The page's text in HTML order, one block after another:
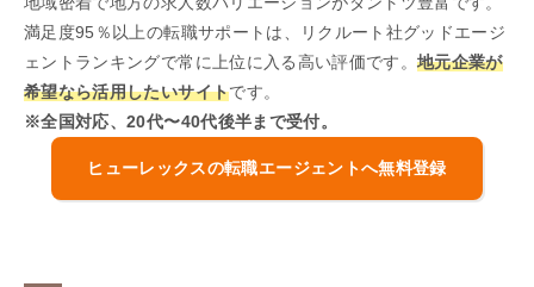
満足度95％以上の転職サポートは、リクルート社グッドエージ
ェントランキングで常に上位に入る高い評価です。地元企業が
希望なら活用したいサイトです。
※全国対応、20代〜40代後半まで受付。
ヒューレックスの転職エージェントへ無料登録